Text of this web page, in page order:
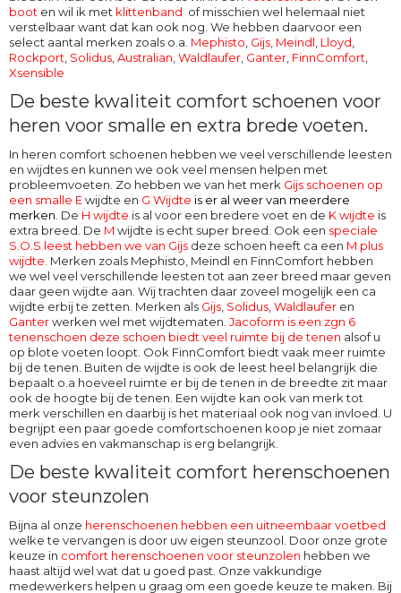
boot en wil ik met klittenband of misschien wel helemaal niet
verstelbaar want dat kan ook nog. We hebben daarvoor een
select aantal merken zoals o.a. Mephisto, Gijs, Meindl, Lloyd,
Rockport, Solidus,Australian,Waldlaufer, Ganter, FinnComfort,
Xsensible
De beste kwaliteit comfort schoenen voor
heren voor smalle en extra brede voeten.
In heren comfort schoenen hebben we veel verschillende leesten
en wijdtes en kunnen we ook veel mensen helpen met
probleemvoeten. Zo hebben we van het merk Gijs schoenen op
een smalle Ewijdte en G Wijdte is er al weer van meerdere
merken. De H wijdte is al voor een bredere voet en de K wijdte is
extra breed. De M wijdte is echt super breed. Ook een speciale
S.O.S leest hebben we van Gijs deze schoen heeft ca een M plus
wijdte. Merken zoals Mephisto, Meindl en FinnComfort hebben
we wel veel verschillende leesten tot aan zeer breed maar geven
daar geen wijdte aan. Wij trachten daar zoveel mogelijk een ca
wijdte erbij te zetten. Merken als Gijs, Solidus,Waldlaufer en
Ganterwerken wel met wijdtematen. Jacoform is een zgn 6
tenenschoen deze schoen biedt veel ruimte bij de tenen alsof u
op blote voeten loopt. Ook FinnComfort biedt vaak meer ruimte
bij de tenen. Buiten de wijdte is ook de leest heel belangrijk die
bepaalt o.a hoeveel ruimte er bij de tenen in de breedte zit maar
ook de hoogte bij de tenen. Een wijdte kan ook van merk tot
merk verschillen en daarbij is het materiaal ook nog van invloed. U
begrijpt een paar goede comfortschoenen koop je niet zomaar
even advies en vakmanschap is erg belangrijk.
De beste kwaliteit comfort herenschoenen
voor steunzolen
Bijna al onze herenschoenen hebben een uitneembaar voetbed
welke te vervangen is door uw eigen steunzool. Door onze grote
keuze in comfort herenschoenen voor steunzolen hebben we
haast altijd wel wat dat u goed past. Onze vakkundige
medewerkers helpen u graag om een goede keuze te maken. Bij